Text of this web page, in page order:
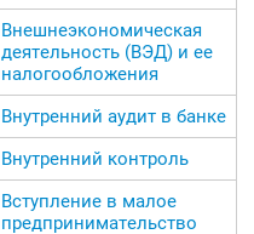
Внешнеэкономическая
деятельность (ВЭД) и ее
налогообложения
Внутренний аудит в банке
Внутренний контроль
Вступление в малое
предпринимательство